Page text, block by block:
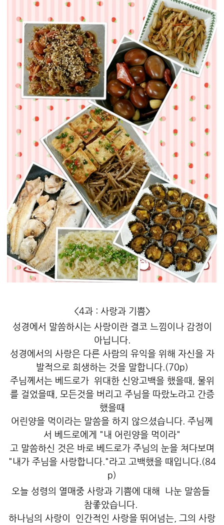
<4과 : 사랑과 기쁨>
성경에서 말씀하시는 사랑이란 결코 느낌이나 감정이
아닙니다.
성경에서의 사랑은 다른 사람의 유익을 위해 자신을 자
발적으로 희생하는 것을 말합니다.(70p)
주님께서는 베드로가 위대한 신앙고백을 했을때, 물위
를 걸었을때, 모든것을 버리고 주님을 따랐노라고 간증
했을때
어린양을 먹이라는 말씀을 하지 않으셨습니다. 주님께
서 베드로에게 "내 어린양을 먹이라"
고 말씀하신 것은 바로 베드로가 주님의 눈을 쳐다보며
"내가 주님을 사랑합니다."라고 고백했을 때입니다.(84
p)
오늘 성령의 열매중 사랑과 기쁨에 대해 나눈 말씀들
참좋았습니다.
하나님의 사랑이 인간적인 사랑을 뛰어넘는, 그의 사랑